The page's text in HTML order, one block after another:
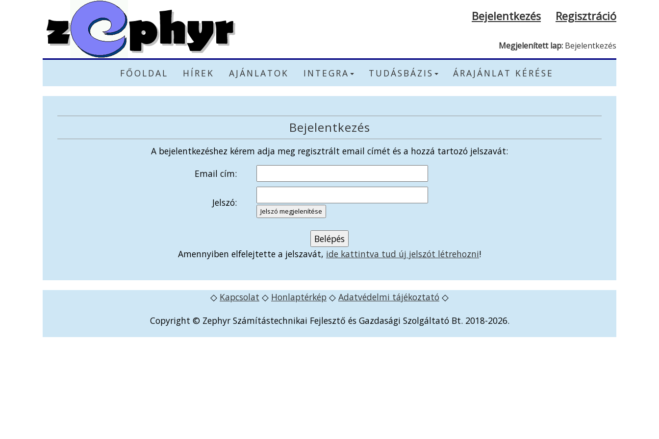
Bejelentkezés Regisztráció
Megjelenített lap: Bejelentkezés
FŐOLDAL HÍREK AJÁNLATOK INTEGRA TUDÁSBÁZIS ÁRAJÁNLAT KÉRÉSE
Bejelentkezés
A bejelentkezéshez kérem adja meg regisztrált email címét és a hozzá tartozó jelszavát:
Email cím:
Jelszó:
Jelszó megjelenítése
Amennyiben elfelejtette a jelszavát, ide kattintva tud új jelszót létrehozni!
◇ Kapcsolat ◇ Honlaptérkép ◇ Adatvédelmi tájékoztató ◇
Copyright © Zephyr Számítástechnikai Fejlesztő és Gazdasági Szolgáltató Bt. 2018-2026.